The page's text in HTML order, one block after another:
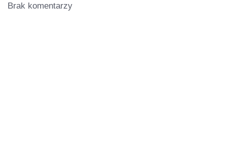
Brak komentarzy